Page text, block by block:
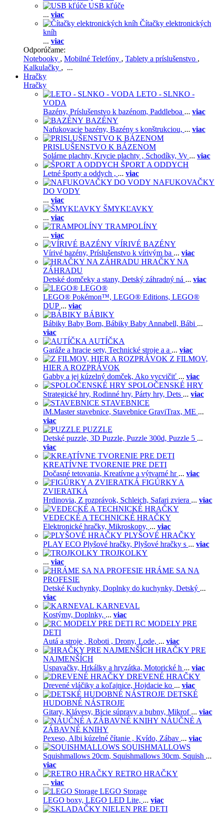
USB kľúče
... viac
Čítačky elektronických
kníh
... viac
Odporúčame:
Notebooky , Mobilné Telefóny , Tablety a príslušenstvo ,
Kalkulačky , ...
Hračky
Hračky
LETO - SLNKO -
VODA
Bazény, Príslušenstvo k bazénom, Paddleboa ... viac
BAZÉNY
Nafukovacie bazény, Bazény s konštrukciou, ... viac
PRISLUŠENSTVO K BÁZENOM
Solárne plachty, Krycie plachty , Schodíky, Vy ... viac
ŠPORT A ODDYCH
Letné športy a oddych , ... viac
NAFUKOVAČKY
DO VODY
... viac
ŠMYKĽAVKY
... viac
TRAMPOLÍNY
... viac
VÍRIVÉ BAZÉNY
Vírivé bazény, Príslušenstvo k vírivým ba ... viac
HRAČKY NA
ZÁHRADU
Detské domčeky a stany, Detský záhradný ná ... viac
LEGO®
LEGO® Pokémon™, LEGO® Editions, LEGO®
DUP ... viac
BÁBIKY
Bábiky Baby Born, Bábiky Baby Annabell, Bábi ...
viac
AUTÍČKA
Garáže a hracie sety, Technické stroje a a ... viac
Z FILMOV,
HIER A ROZPRÁVOK
Gabby a jej kúzelný domček, Ako vycvičiť ... viac
SPOLOČENSKÉ HRY
Strategické hry, Rodinné hry, Párty hry, Dets ... viac
STAVEBNICE
iM.Master stavebnice, Stavebnice GraviTrax, ME ...
viac
PUZZLE
Detské puzzle, 3D Puzzle, Puzzle 300d, Puzzle 5 ...
viac
KREATÍVNE TVORENIE PRE DETI
Dočasné tetovania, Kreatívne a výtvarné hr ... viac
FIGÚRKY A
ZVIERATKÁ
Hrdinovia, Z rozprávok, Schleich, Safari zviera ... viac
VEDECKÉ A TECHNICKÉ HRAČKY
Elektronické hračky, Mikroskopy, ... viac
PLYŠOVÉ HRAČKY
PLAY ECO Plyšové hračky, Plyšové hračky s ... viac
TROJKOLKY
... viac
HRÁME SA NA
PROFESIE
Detské Kuchynky, Doplnky do kuchynky, Detský ...
viac
KARNEVAL
Kostýmy, Doplnky, ... viac
RC MODELY PRE
DETI
Autá a stroje , Roboti , Drony, Lode, ... viac
HRAČKY PRE
NAJMENŠÍCH
Uspavačky, Hrkálky a hryzátka, Motorické h ... viac
DREVENÉ HRAČKY
Drevené vláčiky a koľajnice, Hojdacie ko ... viac
DETSKÉ
HUDOBNÉ NÁSTROJE
Gitary, Klávesy, Bicie súpravy a bubny, Mikrof ... viac
NÁUČNÉ A
ZÁBAVNÉ KNIHY
Pexeso, Albi kúzelné čítanie , Kvído, Zábav ... viac
SQUISHMALLOWS
Squishmallows 20cm, Squishmallows 30cm, Squish ...
viac
RETRO HRAČKY
... viac
LEGO Storage
LEGO boxy, LEGO LED Lite, ... viac